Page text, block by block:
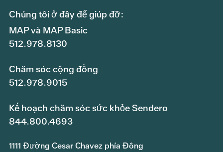
Chúng tôi ở đây để giúp đỡ:
MAP và MAP Basic
512.978.8130
Chăm sóc cộng đồng
512.978.9015
Kế hoạch chăm sóc sức khỏe Sendero
844.800.4693
1111 Đường Cesar Chavez phía Đông